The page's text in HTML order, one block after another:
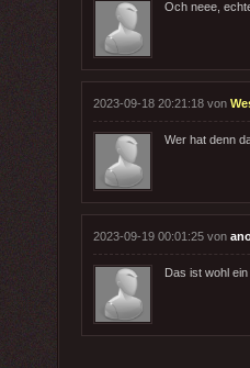
Och neee,
2023-09-18 20:21:18 von
Wer hat denn
2023-09-19 00:01:25 von
Das ist wohl